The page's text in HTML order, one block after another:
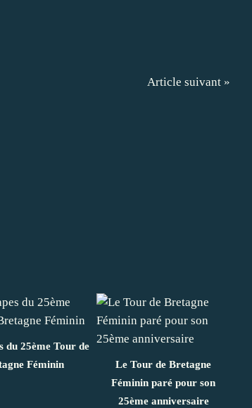
Article suivant »
du 25ème Tour de
Féminin
Le Tour de Bretagne
Féminin paré pour son
25ème anniversaire